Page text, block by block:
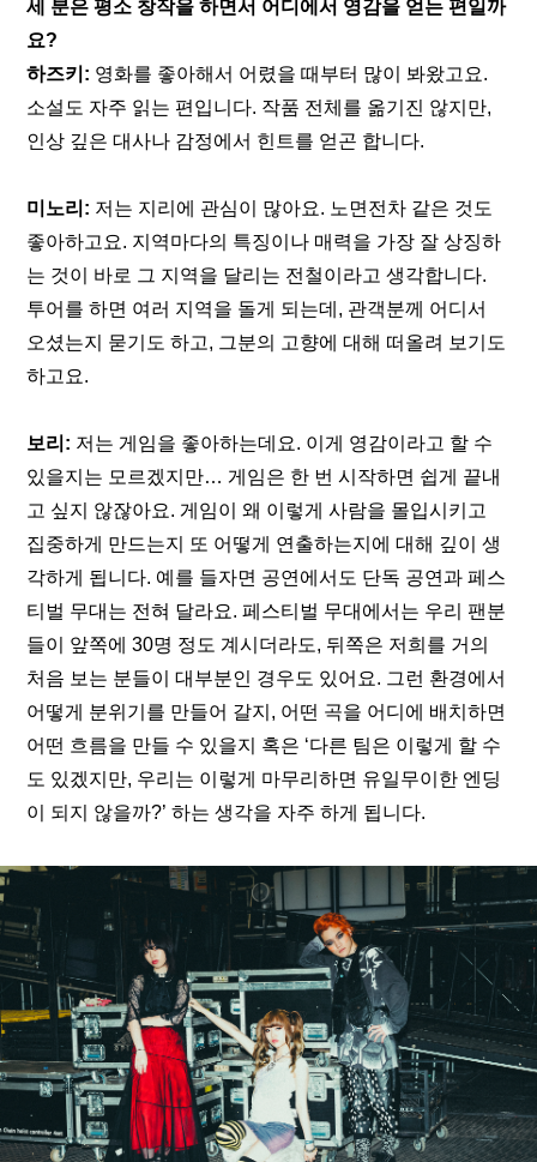
세 분은 평소 창작을 하면서 어디에서 영감을 얻는 편일까
요?
하즈키: 영화를 좋아해서 어렸을 때부터 많이 봐왔고요.
소설도 자주 읽는 편입니다. 작품 전체를 옮기진 않지만,
인상 깊은 대사나 감정에서 힌트를 얻곤 합니다.
미노리: 저는 지리에 관심이 많아요. 노면전차 같은 것도
좋아하고요. 지역마다의 특징이나 매력을 가장 잘 상징하
는 것이 바로 그 지역을 달리는 전철이라고 생각합니다.
투어를 하면 여러 지역을 돌게 되는데, 관객분께 어디서
오셨는지 묻기도 하고, 그분의 고향에 대해 떠올려 보기도
하고요.
보리: 저는 게임을 좋아하는데요. 이게 영감이라고 할 수
있을지는 모르겠지만… 게임은 한 번 시작하면 쉽게 끝내
고 싶지 않잖아요. 게임이 왜 이렇게 사람을 몰입시키고
집중하게 만드는지 또 어떻게 연출하는지에 대해 깊이 생
각하게 됩니다. 예를 들자면 공연에서도 단독 공연과 페스
티벌 무대는 전혀 달라요. 페스티벌 무대에서는 우리 팬분
들이 앞쪽에 30명 정도 계시더라도, 뒤쪽은 저희를 거의
처음 보는 분들이 대부분인 경우도 있어요. 그런 환경에서
어떻게 분위기를 만들어 갈지, 어떤 곡을 어디에 배치하면
어떤 흐름을 만들 수 있을지 혹은 ‘다른 팀은 이렇게 할 수
도 있겠지만, 우리는 이렇게 마무리하면 유일무이한 엔딩
이 되지 않을까?’ 하는 생각을 자주 하게 됩니다.